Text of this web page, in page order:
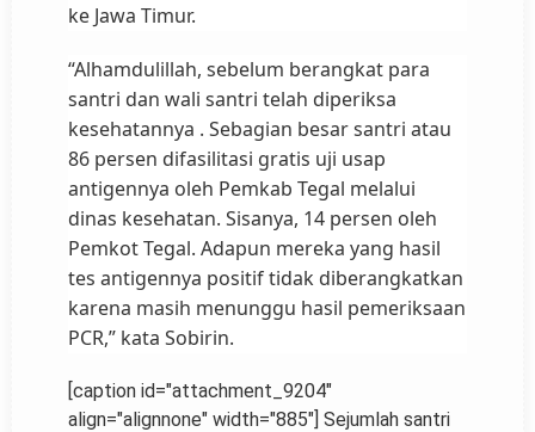
ke Jawa Timur.
“Alhamdulillah, sebelum berangkat para
santri dan wali santri telah diperiksa
kesehatannya . Sebagian besar santri atau
86 persen difasilitasi gratis uji usap
antigennya oleh Pemkab Tegal melalui
dinas kesehatan. Sisanya, 14 persen oleh
Pemkot Tegal. Adapun mereka yang hasil
tes antigennya positif tidak diberangkatkan
karena masih menunggu hasil pemeriksaan
PCR,” kata Sobirin.
[caption id="attachment_9204"
align="alignnone" width="885"] Sejumlah santri